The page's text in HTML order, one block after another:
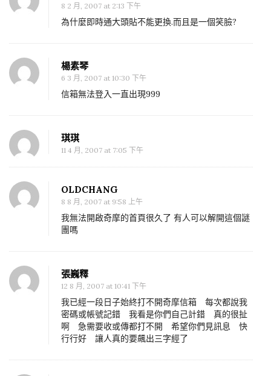
8 2 月, 2007 at 2:13 下午
為什麼即時通大頭貼不能更換.而且是一個笑臉?
楊素琴
6 3 月, 2007 at 10:30 下午
信箱無法登入一直出現999
琪琪
11 4 月, 2007 at 7:05 下午
OLDCHANG
8 8 月, 2007 at 9:58 上午
我無法開啟奇摩的首頁很久了 有人可以解開這個謎
團嗎
張巍釋
12 8 月, 2007 at 10:41 下午
我已經一段日子始終打不開奇摩信箱 每次都說我
密碼或帳號記錯 我看是你們自己計錯 真的很扯
啊 急需要收或傳都打不開 希望你們見訊息 快
行行好 讓人真的要飆出三字經了